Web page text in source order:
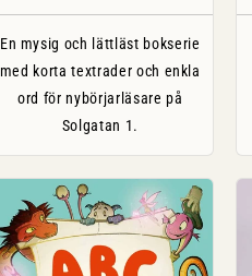
En mysig och lättläst bokserie
med korta textrader och enkla
ord för nybörjarläsare på
Solgatan 1.